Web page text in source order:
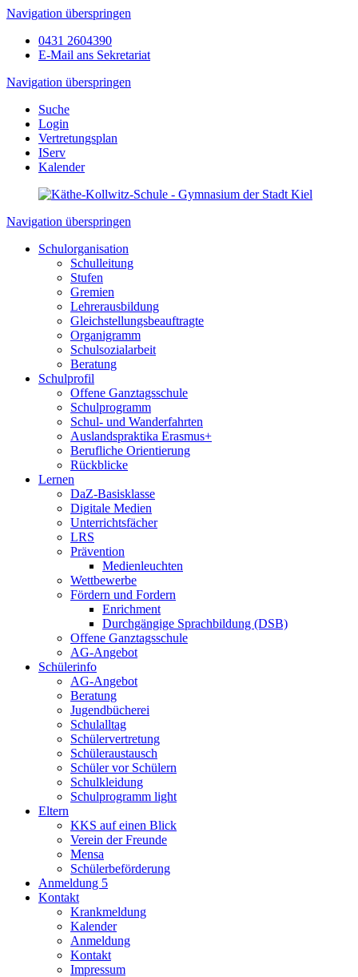
Navigation überspringen
0431 2604390
E-Mail ans Sekretariat
Navigation überspringen
Suche
Login
Vertretungsplan
IServ
Kalender
Navigation überspringen
Schulorganisation
Schulleitung
Stufen
Gremien
Lehrerausbildung
Gleichstellungsbeauftragte
Organigramm
Schulsozialarbeit
Beratung
Schulprofil
Offene Ganztagsschule
Schulprogramm
Schul- und Wanderfahrten
Auslandspraktika Erasmus+
Berufliche Orientierung
Rückblicke
Lernen
DaZ-Basisklasse
Digitale Medien
Unterrichtsfächer
LRS
Prävention
Medienleuchten
Wettbewerbe
Fördern und Fordern
Enrichment
Durchgängige Sprachbildung (DSB)
Offene Ganztagsschule
AG-Angebot
Schülerinfo
AG-Angebot
Beratung
Jugendbücherei
Schulalltag
Schülervertretung
Schüleraustausch
Schüler vor Schülern
Schulkleidung
Schulprogramm light
Eltern
KKS auf einen Blick
Verein der Freunde
Mensa
Schülerbeförderung
Anmeldung 5
Kontakt
Krankmeldung
Kalender
Anmeldung
Kontakt
Impressum